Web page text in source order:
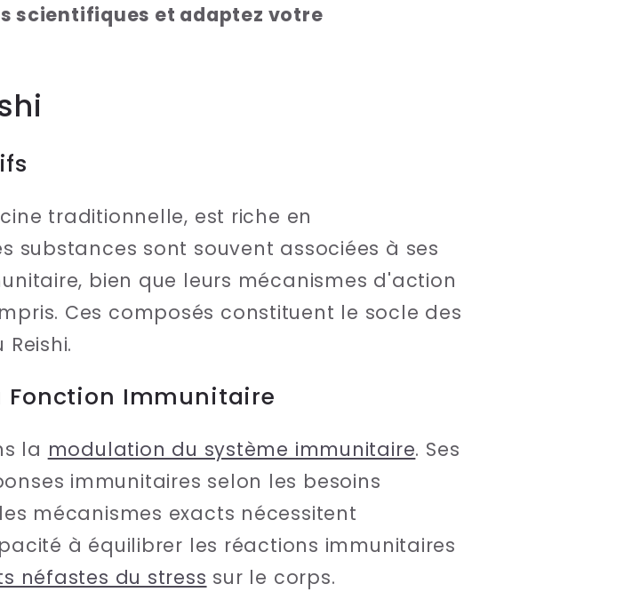
scientifiques et adaptez votre
traditionnelle, est riche en
substances sont souvent associées à ses
bien que leurs mécanismes d'action
Ces composés constituent le socle des
Fonction Immunitaire
la modulation du système immunitaire. Ses
immunitaires selon les besoins
mécanismes exacts nécessitent
à équilibrer les réactions immunitaires
néfastes du stress sur le corps.